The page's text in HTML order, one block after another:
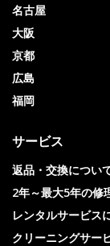
名古屋
大阪
京都
広島
福岡
サービス
返品・交換につい
2年～最大5年の修
レンタルサービス
クリーニングサー